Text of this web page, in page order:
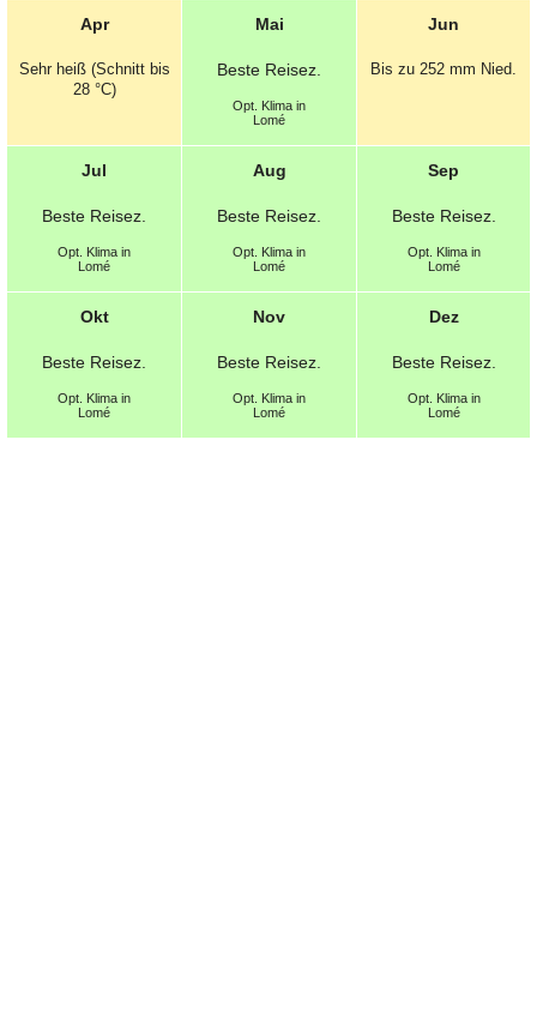
Apr
Sehr heiß (Schnitt bis
28 °C)
Mai
Beste Reisez.
Opt. Klima in
Lomé
Jun
Bis zu 252 mm Nied.
Jul
Beste Reisez.
Opt. Klima in
Lomé
Aug
Beste Reisez.
Opt. Klima in
Lomé
Sep
Beste Reisez.
Opt. Klima in
Lomé
Okt
Beste Reisez.
Opt. Klima in
Lomé
Nov
Beste Reisez.
Opt. Klima in
Lomé
Dez
Beste Reisez.
Opt. Klima in
Lomé